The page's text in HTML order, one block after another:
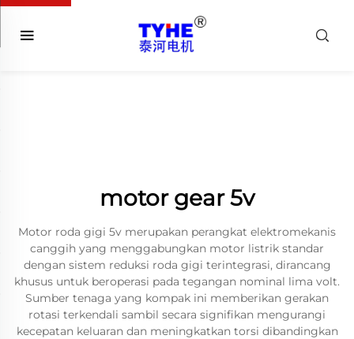
motor gear 5v
Motor roda gigi 5v merupakan perangkat elektromekanis
canggih yang menggabungkan motor listrik standar
dengan sistem reduksi roda gigi terintegrasi, dirancang
khusus untuk beroperasi pada tegangan nominal lima volt.
Sumber tenaga yang kompak ini memberikan gerakan
rotasi terkendali sambil secara signifikan mengurangi
kecepatan keluaran dan meningkatkan torsi dibandingkan